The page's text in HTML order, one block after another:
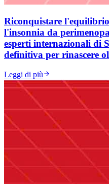
Riconquistare
l'insonnia da
esperti internazionali di
definitiva per rinascere
Leggi di più